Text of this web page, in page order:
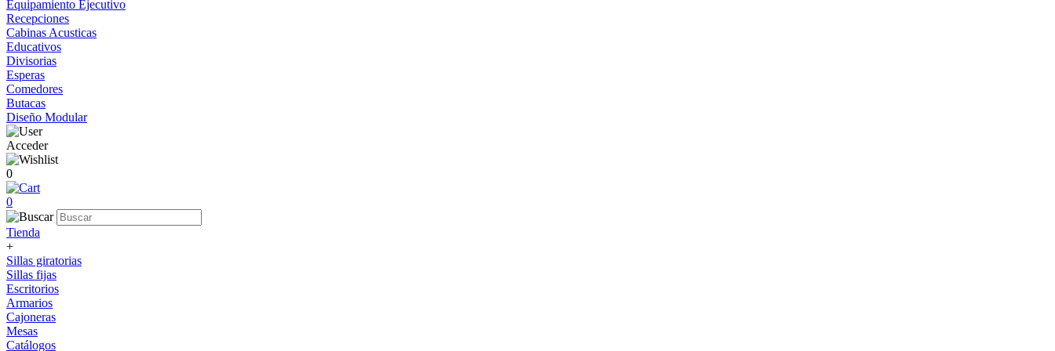
Equipamiento Ejecutivo
Recepciones
Cabinas Acusticas
Educativos
Divisorias
Esperas
Comedores
Butacas
Diseño Modular
Acceder
0
0
Tienda
+
Sillas giratorias
Sillas fijas
Escritorios
Armarios
Cajoneras
Mesas
Catálogos